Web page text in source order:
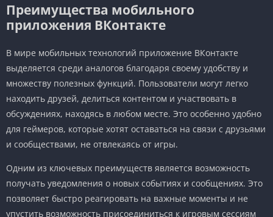
Преимущества мобильного
приложения ВКонтакте
В мире мобильных технологий приложение ВКонтакте
выделяется среди аналогов благодаря своему удобству и
множеству полезных функций. Пользователи могут легко
находить друзей, делиться контентом и участвовать в
обсуждениях, находясь в любом месте. Это особенно удобно
для геймеров, которые хотят оставаться на связи с друзьями
и сообществами, не отвлекаясь от игры.
Одним из ключевых преимуществ является возможность
получать уведомления о новых событиях и сообщениях. Это
позволяет быстро реагировать на важные моменты и не
упустить возможность присоединиться к игровым сессиям